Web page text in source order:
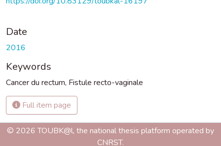
Date
2016
Keywords
Cancer du rectum, Fistule recto-vaginale
Full item page
© 2026 TOUBK@l, the national thesis platform operated by
CNRST.